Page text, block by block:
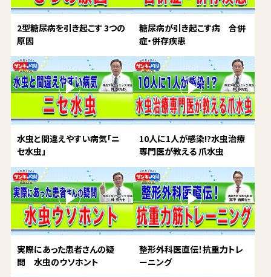
2型糖尿病を引き起こす 3つの
原因
糖尿病が引き起こす病 合併
症・併存疾患
水虫と間違えやすい病気「ニ
セ水虫」
10人に1人が感染!?水虫治療
専門医が教える 爪水虫
実際にあった患者さんの疑
問 水虫のウソホント
整形外科医直伝！抗重力トレ
ーニング